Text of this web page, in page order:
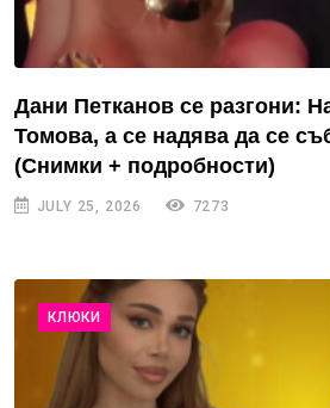
Дани Петканов се разгони:
Томова, а се надява да се
(Снимки + подробности)
JULY 25, 2026 7273
КЛЮКИ